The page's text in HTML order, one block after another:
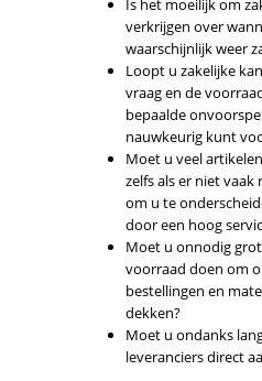
Is het moeilijk om
verkrijgen over
waarschijnlijk weer
Loopt u zakelijke
vraag en de
bepaalde
nauwkeurig kunt
Moet u veel
zelfs als er niet
om u te
door een hoog
Moet u onnodig
voorraad doen om
bestellingen en
dekken?
Moet u ondanks
leveranciers direct